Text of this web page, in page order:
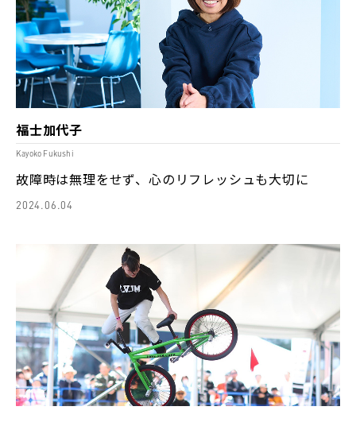
福士加代子
Kayoko Fukushi
故障時は無理をせず、心のリフレッシュも大切に
2024.06.04